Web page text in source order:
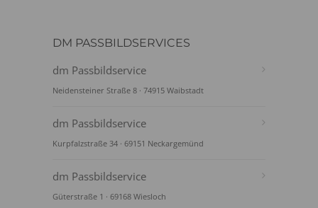
DM PASSBILDSERVICES
dm Passbildservice
Neidensteiner Straße 8 · 74915 Waibstadt
dm Passbildservice
Kurpfalzstraße 34 · 69151 Neckargemünd
dm Passbildservice
Güterstraße 1 · 69168 Wiesloch